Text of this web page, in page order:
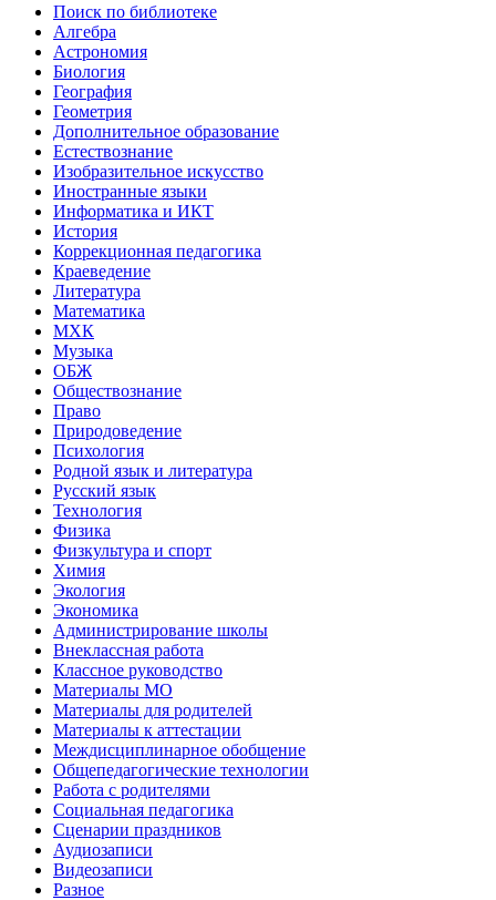
Поиск по библиотеке
Алгебра
Астрономия
Биология
География
Геометрия
Дополнительное образование
Естествознание
Изобразительное искусство
Иностранные языки
Информатика и ИКТ
История
Коррекционная педагогика
Краеведение
Литература
Математика
МХК
Музыка
ОБЖ
Обществознание
Право
Природоведение
Психология
Родной язык и литература
Русский язык
Технология
Физика
Физкультура и спорт
Химия
Экология
Экономика
Администрирование школы
Внеклассная работа
Классное руководство
Материалы МО
Материалы для родителей
Материалы к аттестации
Междисциплинарное обобщение
Общепедагогические технологии
Работа с родителями
Социальная педагогика
Сценарии праздников
Аудиозаписи
Видеозаписи
Разное